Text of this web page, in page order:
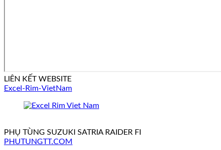
LIÊN KẾT WEBSITE
Excel-Rim-VietNam
PHỤ TÙNG SUZUKI SATRIA RAIDER FI
PHUTUNGTT.COM